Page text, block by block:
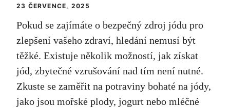
23 ČERVENCE, 2025
Pokud se zajímáte o bezpečný zdroj jódu pro
zlepšení vašeho zdraví, hledání nemusí být
těžké. Existuje několik možností, jak získat
jód, zbytečné vzrušování nad tím není nutné.
Zkuste se zaměřit na potraviny bohaté na jódy,
jako jsou mořské plody, jogurt nebo mléčné